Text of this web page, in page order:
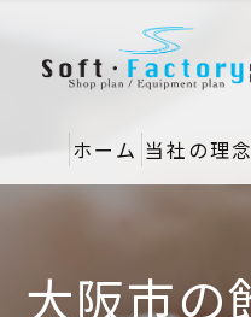
ホーム 当社の理念
大阪市の